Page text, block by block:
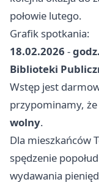
połowie lutego.
Grafik spotkania:
18.02.2026 -
Biblioteki
Wstęp jest
przypominamy, że
wolny.
Dla mieszkańców
spędzenie
wydawania